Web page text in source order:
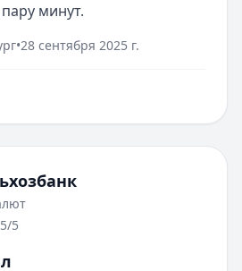
минут.
•28 сентября 2025 г.
5/5